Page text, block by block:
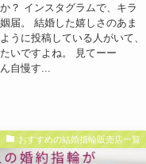
？ インスタグラムで、キラ
届。 結婚した嬉しさのあま
うに投稿している人がいて、
いですよね。 見てーー
自慢す...
おすすめの結婚指輪販売店一覧